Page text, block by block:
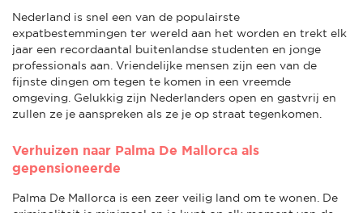
Nederland is snel een van de populairste
expatbestemmingen ter wereld aan het worden en trekt elk
jaar een recordaantal buitenlandse studenten en jonge
professionals aan. Vriendelijke mensen zijn een van de
fijnste dingen om tegen te komen in een vreemde
omgeving. Gelukkig zijn Nederlanders open en gastvrij en
zullen ze je aanspreken als ze je op straat tegenkomen.
Verhuizen naar Palma De Mallorca als
gepensioneerde
Palma De Mallorca is een zeer veilig land om te wonen. De